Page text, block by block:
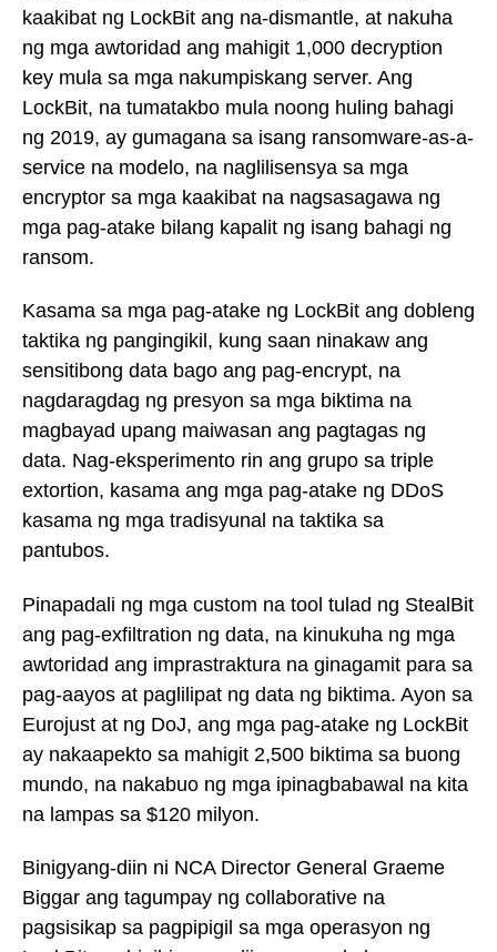
kaakibat ng LockBit ang na-dismantle, at nakuha
ng mga awtoridad ang mahigit 1,000 decryption
key mula sa mga nakumpiskang server. Ang
LockBit, na tumatakbo mula noong huling bahagi
ng 2019, ay gumagana sa isang ransomware-as-a-
service na modelo, na naglilisensya sa mga
encryptor sa mga kaakibat na nagsasagawa ng
mga pag-atake bilang kapalit ng isang bahagi ng
ransom.
Kasama sa mga pag-atake ng LockBit ang dobleng
taktika ng pangingikil, kung saan ninakaw ang
sensitibong data bago ang pag-encrypt, na
nagdaragdag ng presyon sa mga biktima na
magbayad upang maiwasan ang pagtagas ng
data. Nag-eksperimento rin ang grupo sa triple
extortion, kasama ang mga pag-atake ng DDoS
kasama ng mga tradisyunal na taktika sa
pantubos.
Pinapadali ng mga custom na tool tulad ng StealBit
ang pag-exfiltration ng data, na kinukuha ng mga
awtoridad ang imprastraktura na ginagamit para sa
pag-aayos at paglilipat ng data ng biktima. Ayon sa
Eurojust at ng DoJ, ang mga pag-atake ng LockBit
ay nakaapekto sa mahigit 2,500 biktima sa buong
mundo, na nakabuo ng mga ipinagbabawal na kita
na lampas sa $120 milyon.
Binigyang-diin ni NCA Director General Graeme
Biggar ang tagumpay ng collaborative na
pagsisikap sa pagpipigil sa mga operasyon ng